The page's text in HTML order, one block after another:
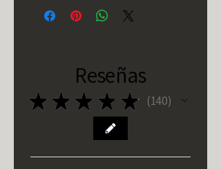
Reseñas
★ ★ ★ ★ ★ 140
140